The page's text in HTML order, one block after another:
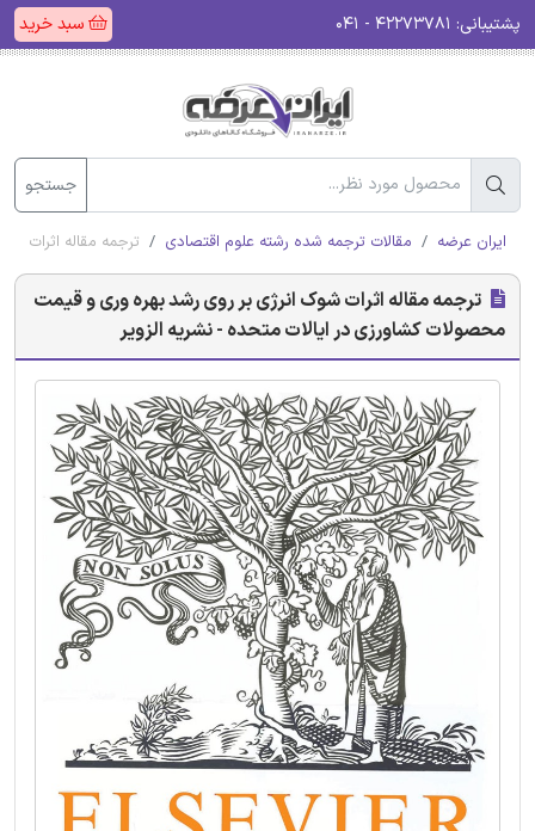
پشتیبانی: سبد خرید
جستجو
ایران عرضه مقالات ترجمه شده رشته علوم اقتصادی ترجمه مقاله اثرات
ترجمه مقاله اثرات شوک انرژی بر روی رشد بهره وری و قیمت
محصولات کشاورزی در ایالات متحده - نشریه الزویر